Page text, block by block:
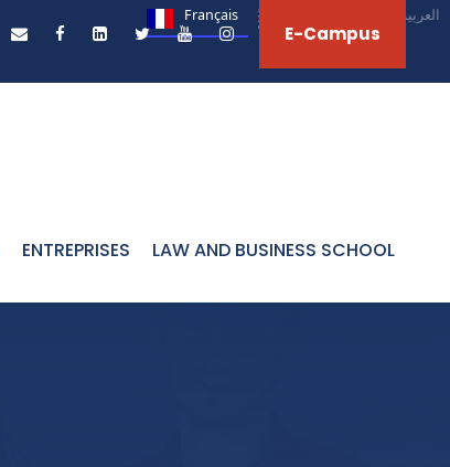
Français العربية‏
E-Campus
ENTREPRISES LAW AND BUSINESS SCHOOL